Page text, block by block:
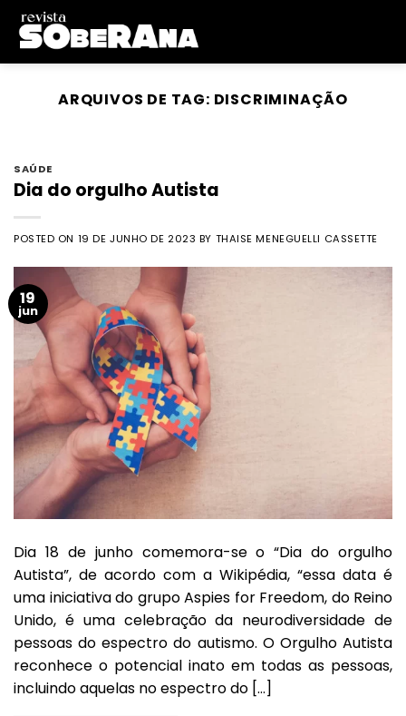
Skip
content
ARQUIVOS DE TAG: DISCRIMINAÇÃO
SAÚDE
Dia do orgulho Autista
POSTED ON 19 DE JUNHO DE 2023 BY THAISE MENEGUELLI CASSETTE
19
jun
Dia 18 de junho comemora-se o “Dia do orgulho
Autista”, de acordo com a Wikipédia, “essa data é
uma iniciativa do grupo Aspies for Freedom, do Reino
Unido, é uma celebração da neurodiversidade de
pessoas do espectro do autismo. O Orgulho Autista
reconhece o potencial inato em todas as pessoas,
incluindo aquelas no espectro do […]